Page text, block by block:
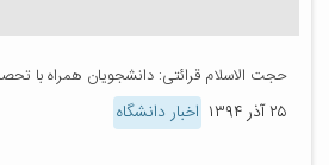
حجت الاسلام قرائتی: دانشجویان همراه با
۲۵ آذر ۱۳۹۴ اخبار دانشگاه